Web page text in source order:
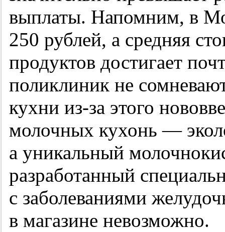
выплаты. Напомним, в
250 рублей, а средняя
продуктов достигает
поликлиник не
кухни из-за этого
молочных кухонь —
а уникальный
разработанный
с заболеваниями
в магазине невозможно.